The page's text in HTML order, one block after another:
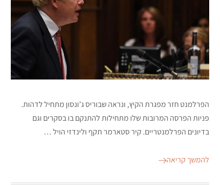
הפרלמנט חזר מפגרת הקיץ, ונראה שבוריס ג’ונסון מתחיל לדהות.
פניות הפרסה המרובות שלו מתחילות להתנקם בו בסקרים וגם
בדיונים הפרלמנטריים. קיר סטארמר תקף ולינדזי הויל …
להמשך קריאה